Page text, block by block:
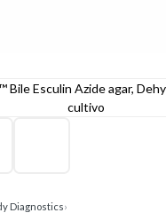
Diagnostics›